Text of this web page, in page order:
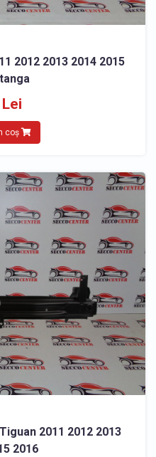
2012 2013 2014 2015
coș
2011 2012 2013
2016